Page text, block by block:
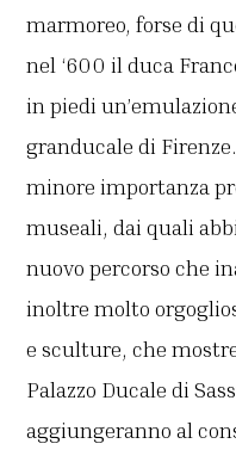
marmoreo, forse di
nel ‘600 il duca
in piedi
granducale di
minore importanza
museali, dai quali
nuovo percorso che
inoltre molto
e sculture, che
Palazzo Ducale di
aggiungeranno al